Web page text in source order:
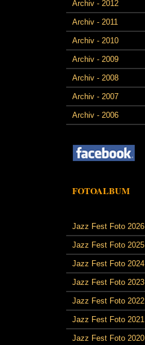
Archiv - 2012
Archiv - 2011
Archiv - 2010
Archiv - 2009
Archiv - 2008
Archiv - 2007
Archiv - 2006
FOTOALBUM
Jazz Fest Foto 2026
Jazz Fest Foto 2025
Jazz Fest Foto 2024
Jazz Fest Foto 2023
Jazz Fest Foto 2022
Jazz Fest Foto 2021
Jazz Fest Foto 2020